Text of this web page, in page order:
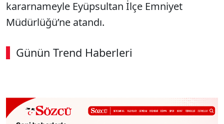
kararnameyle Eyüpsultan İlçe Emniyet
Müdürlüğü’ne atandı.
Günün Trend Haberleri
00:02 / 09:15